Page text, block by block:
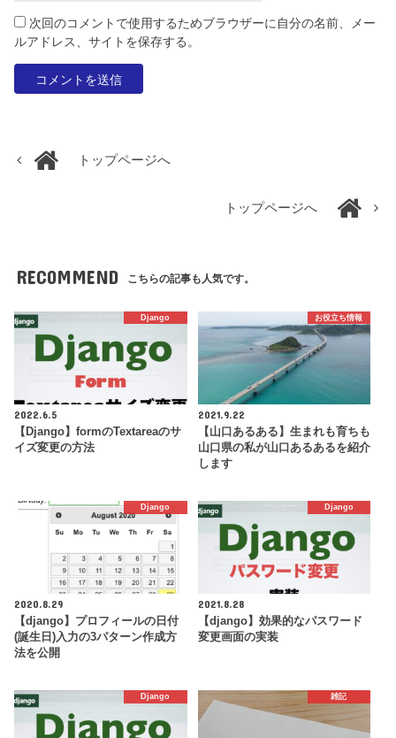
次回のコメントで使用するためブラウザーに自分の名前、メー
ルアドレス、サイトを保存する。
トップページへ
トップページへ
RECOMMEND こちらの記事も人気です。
Django
2022.6.5
【Django】formのTextareaのサ
イズ変更の方法
お役立ち情報
2021.9.22
【山口あるある】生まれも育ちも
山口県の私が山口あるあるを紹介
します
Django
2020.8.29
【django】プロフィールの日付
(誕生日)入力の3パターン作成方
法を公開
Django
2021.8.28
【django】効果的なパスワード
変更画面の実装
Django 雑記